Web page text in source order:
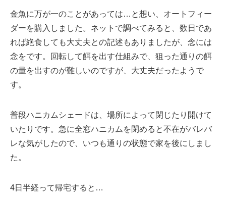
金魚に万が一のことがあっては…と想い、オートフィー
ダーを購入しました。ネットで調べてみると、数日であ
れば絶食しても大丈夫との記述もありましたが、念には
念をです。回転して餌を出す仕組みで、狙った通りの餌
の量を出すのが難しいのですが、大丈夫だったようで
す。
普段ハニカムシェードは、場所によって閉じたり開けて
いたりです。急に全窓ハニカムを閉めると不在がバレバ
レな気がしたので、いつも通りの状態で家を後にしまし
た。
4日半経って帰宅すると…